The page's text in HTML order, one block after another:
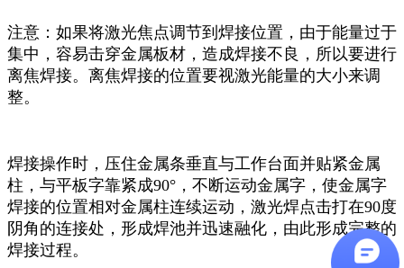
注意：如果将激光焦点调节到焊接位置，由于能量过于
集中，容易击穿金属板材，造成焊接不良，所以要进行
离焦焊接。离焦焊接的位置要视激光能量的大小来调
整。
焊接操作时，压住金属条垂直与工作台面并贴紧金属
柱，与平板字靠紧成90°，不断运动金属字，使金属字
焊接的位置相对金属柱连续运动，激光焊点击打在90度
阴角的连接处，形成焊池并迅速融化，由此形成完整的
焊接过程。